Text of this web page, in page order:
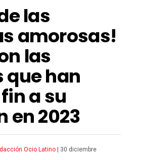
las
amorosas!
las
que han
a su
en 2023
Ocio Latino|
30 diciembre